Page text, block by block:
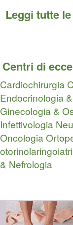
Leggi tutte
Centri di
Cardiochirurgia
Endocrinologia
Ginecologia &
Infettivologia
Oncologia
& Nefrologia